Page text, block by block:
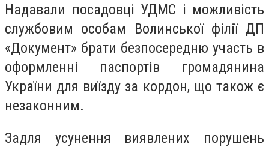
Надавали посадовці УДМС і можливість
службовим особам Волинської філії ДП
«Документ» брати безпосередню участь в
оформленні паспортів громадянина
України для виїзду за кордон, що також є
незаконним.
Задля усунення виявлених порушень